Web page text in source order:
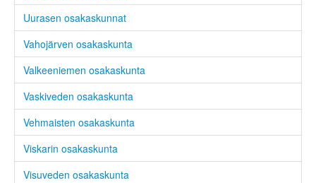
Uurasen osakaskunnat
Vahojärven osakaskunta
Valkeeniemen osakaskunta
Vaskiveden osakaskunta
Vehmaisten osakaskunta
Viskarin osakaskunta
Visuveden osakaskunta